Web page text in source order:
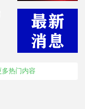
热门内容